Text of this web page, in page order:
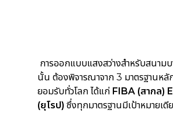
การออกแบบแสงสว่างสำหรับสนาม
นั้น ต้องพิจารณาจาก 3 มาตรฐานหลั
ยอมรับทั่วโลก ได้แก่ FIBA (สากล)
(ยุโรป) ซึ่งทุกมาตรฐานมีเป้าหมายเ